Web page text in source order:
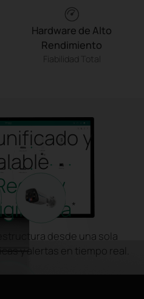
Hardware de Alto
Rendimiento
Fiabilidad Total
y
y
*
desde una sola
y alertas en tiempo real.